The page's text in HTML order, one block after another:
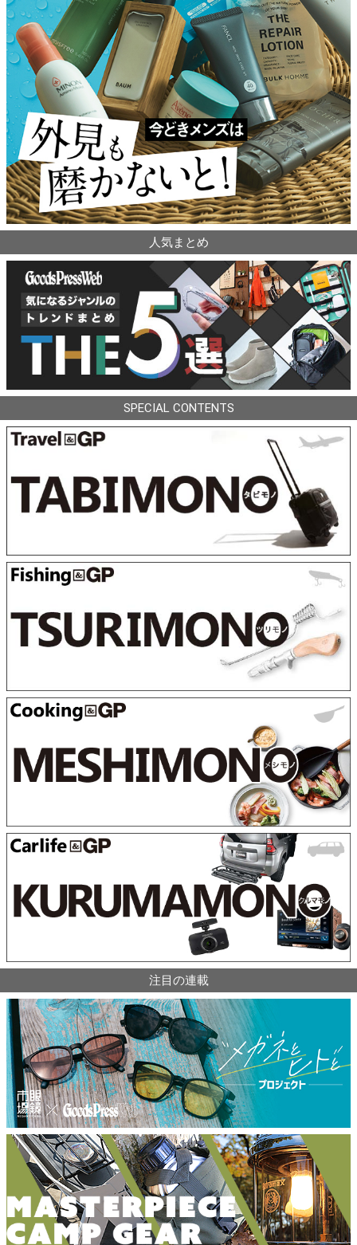
人気まとめ
SPECIAL CONTENTS
注目の連載